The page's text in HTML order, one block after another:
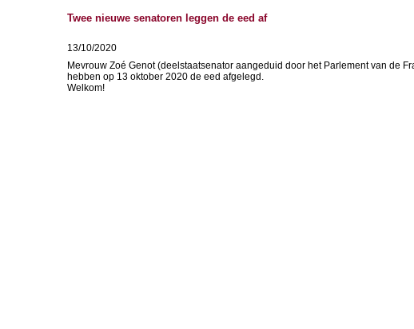
Twee nieuwe senatoren leggen de eed af
13/10/2020
Mevrouw Zoé Genot (deelstaatsenator aangeduid door het Parlement van de
hebben op 13 oktober 2020 de eed afgelegd.
Welkom!